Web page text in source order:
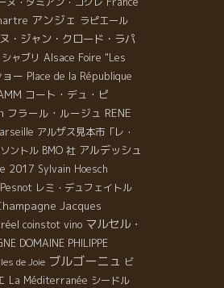
アンジェ ラピエール
・ジャン・クロード・ラパ
シャブリ Alsace Foire "Les
ー Place de la République
コート・デュ・ピ
フラール・ルージュ RENE
アルザス見本市「レ・
ソントル BMO 社 アルデッシュ
2017 Sylvain Hoesch
レミ・デュフェイトル
Jacques
coinstot vino マルセル・
DOMAINE PHILIPPE
de Joie ブルゴーニュ ビ
La Méditerranée シードル